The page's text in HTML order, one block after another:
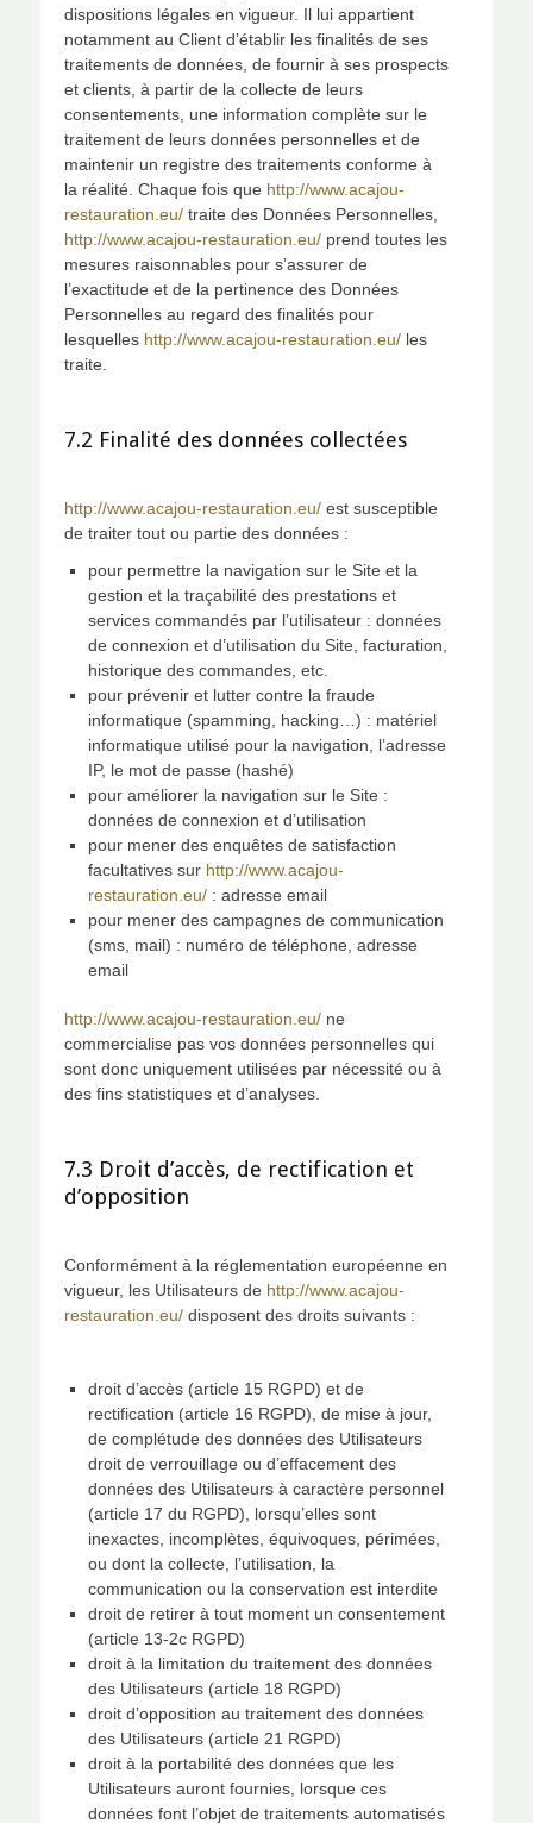
dispositions légales en vigueur. Il lui appartient
notamment au Client d’établir les finalités de ses
traitements de données, de fournir à ses prospects
et clients, à partir de la collecte de leurs
consentements, une information complète sur le
traitement de leurs données personnelles et de
maintenir un registre des traitements conforme à
la réalité. Chaque fois que http://www.acajou-
restauration.eu/ traite des Données Personnelles,
http://www.acajou-restauration.eu/ prend toutes les
mesures raisonnables pour s’assurer de
l’exactitude et de la pertinence des Données
Personnelles au regard des finalités pour
lesquelles http://www.acajou-restauration.eu/ les
traite.
7.2 Finalité des données collectées
http://www.acajou-restauration.eu/ est susceptible
de traiter tout ou partie des données :
pour permettre la navigation sur le Site et la
gestion et la traçabilité des prestations et
services commandés par l’utilisateur : données
de connexion et d’utilisation du Site, facturation,
historique des commandes, etc.
pour prévenir et lutter contre la fraude
informatique (spamming, hacking…) : matériel
informatique utilisé pour la navigation, l’adresse
IP, le mot de passe (hashé)
pour améliorer la navigation sur le Site :
données de connexion et d’utilisation
pour mener des enquêtes de satisfaction
facultatives sur http://www.acajou-
restauration.eu/ : adresse email
pour mener des campagnes de communication
(sms, mail) : numéro de téléphone, adresse
email
http://www.acajou-restauration.eu/ ne
commercialise pas vos données personnelles qui
sont donc uniquement utilisées par nécessité ou à
des fins statistiques et d’analyses.
7.3 Droit d’accès, de rectification et
d’opposition
Conformément à la réglementation européenne en
vigueur, les Utilisateurs de http://www.acajou-
restauration.eu/ disposent des droits suivants :
droit d’accès (article 15 RGPD) et de
rectification (article 16 RGPD), de mise à jour,
de complétude des données des Utilisateurs
droit de verrouillage ou d’effacement des
données des Utilisateurs à caractère personnel
(article 17 du RGPD), lorsqu’elles sont
inexactes, incomplètes, équivoques, périmées,
ou dont la collecte, l’utilisation, la
communication ou la conservation est interdite
droit de retirer à tout moment un consentement
(article 13-2c RGPD)
droit à la limitation du traitement des données
des Utilisateurs (article 18 RGPD)
droit d’opposition au traitement des données
des Utilisateurs (article 21 RGPD)
droit à la portabilité des données que les
Utilisateurs auront fournies, lorsque ces
données font l’objet de traitements automatisés